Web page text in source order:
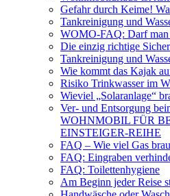
Gefahr durch Keime!
Tankreinigung und
WOMO-FAQ: Darf man
Die einzig richtige
Tankreinigung und
Wie kommt das Kajak
Risiko Trinkwasser im
Wieviel „Solaranlage“
Ver- und Entsorgung
WOHNMOBIL FÜR
EINSTEIGER-REIHE
FAQ – Wie viel Gas
FAQ: Eingraben
FAQ: Toilettenhygiene
Am Beginn jeder Reise